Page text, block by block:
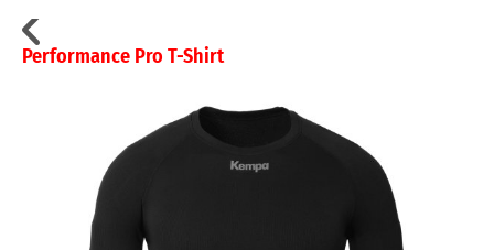
Performance Pro T-Shirt